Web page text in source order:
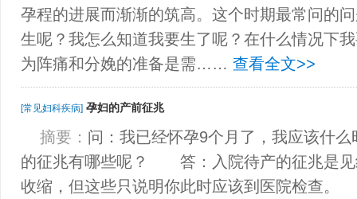
孕程的进展而渐渐的筑高。这个时期最常问的
生呢？我怎么知道我要生了呢？在什么情况
为阵痛和分娩的准备是需…… 查看全文>>
[常见妇科疾病] 孕妇的产前征兆
摘要： 问：我已经怀孕9个月了，我应该什
的征兆有哪些呢？ 答：入院待产的征兆是见
收缩，但这些只说明你此时应该到医院检查